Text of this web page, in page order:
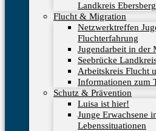
Landkreis Ebersberg
Flucht & Migration
Netzwerktreffen
Fluchterfahrung
Jugendarbeit in der
Seebrücke
Arbeitskreis Flucht
Informationen zum
Schutz & Prävention
Luisa ist hier!
Junge Erwachsene
Lebenssituationen